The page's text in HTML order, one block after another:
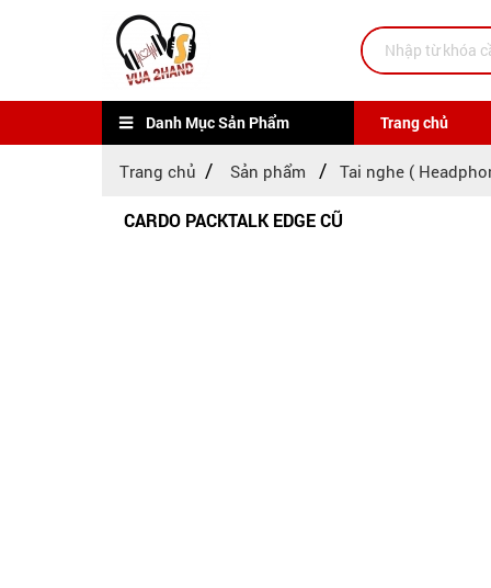
Trang chủ
Danh Mục Sản Phẩm
Trang chủ Sản phẩm Tai nghe (
CARDO PACKTALK EDGE CŨ